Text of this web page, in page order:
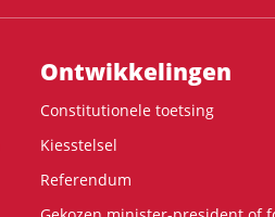
Ontwikke­lingen
Constitutionele toetsing
Kiesstelsel
Referendum